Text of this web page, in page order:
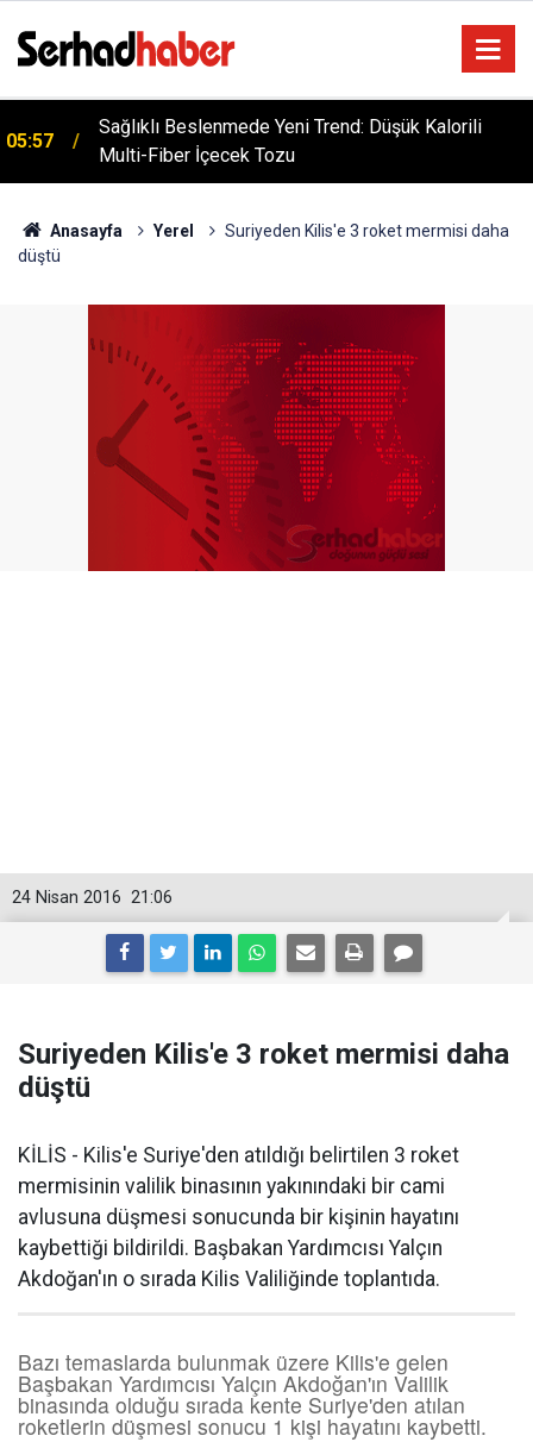
05:25
Dicle Üniversitesi'nden Türk Dünyası Hamlesi:
Cengiz Aytmatov Sempozyumu Diyarbakır'da!
Anasayfa Yerel
Suriyeden Kilis'e 3 roket mermisi daha
düştü
21:06
24 Nisan 2016
Suriyeden Kilis'e 3 roket mermisi daha
düştü
KİLİS - Kilis'e Suriye'den atıldığı belirtilen 3 roket
mermisinin valilik binasının yakınındaki bir cami
avlusuna düşmesi sonucunda bir kişinin hayatını
kaybettiği bildirildi. Başbakan Yardımcısı Yalçın
Akdoğan'ın o sırada Kilis Valiliğinde toplantıda.
Bazı temaslarda bulunmak üzere Kilis'e gelen
Başbakan Yardımcısı Yalçın Akdoğan'ın Valilik
binasında olduğu sırada kente Suriye'den atılan
roketlerin düşmesi sonucu 1 kişi hayatını kaybetti.